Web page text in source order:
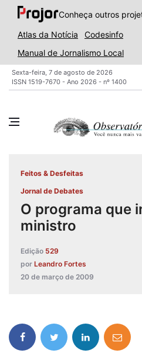
Conheça outros
Atlas da Notícia
Codesinfo
Manual de Jornalismo Local
Sexta-feira, 7 de agosto de 2026
ISSN 1519-7670 - Ano 2026 - nº 1400
Feitos & Desfeitas
Jornal de Debates
O programa que
ministro
Edição 529
por Leandro Fortes
20 de março de 2009